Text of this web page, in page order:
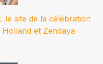
le site de la célébration
et Zendaya